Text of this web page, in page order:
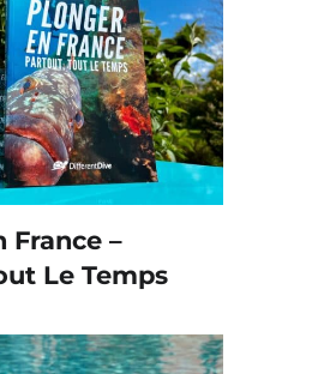
France –
Le Temps